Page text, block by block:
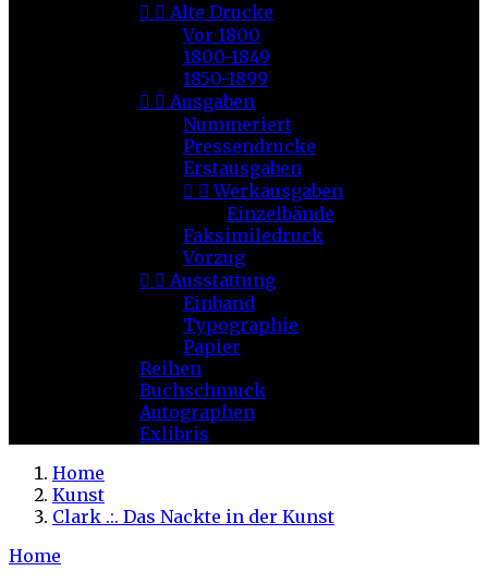
  Alte Drucke
Vor 1800
1800-1849
1850-1899
  Ausgaben
Nummeriert
Pressendrucke
Erstausgaben
  Werkausgaben
Einzelbände
Faksimiledruck
Vorzug
  Ausstattung
Einband
Typographie
Papier
Reihen
Buchschmuck
Autographen
Exlibris
Home
Kunst
Clark .:. Das Nackte in der Kunst
Home